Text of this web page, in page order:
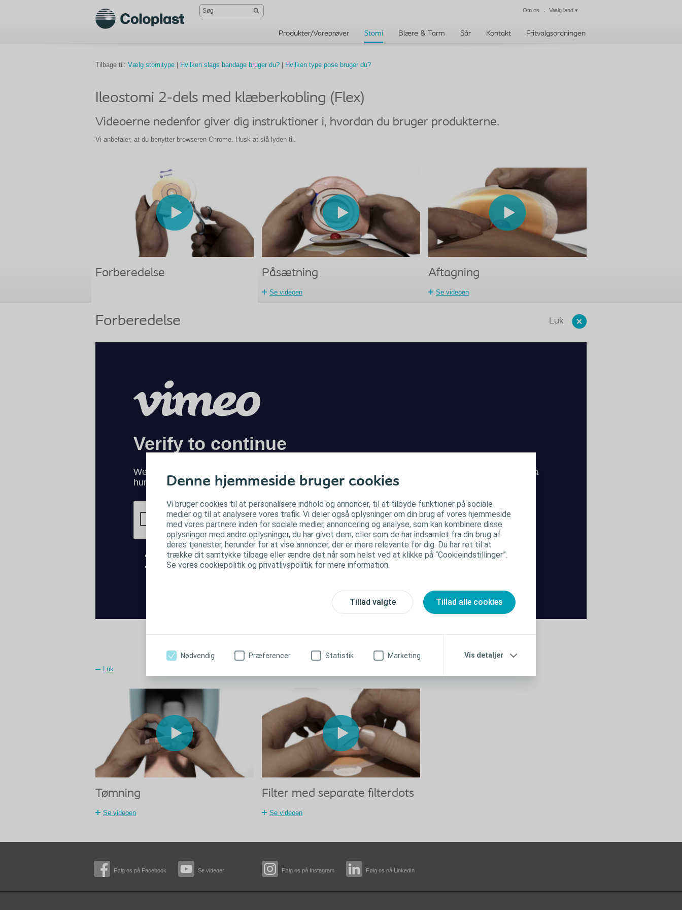
Denne hjemmeside bruger cookies
Vi bruger cookies til at personalisere indhold og annoncer, til at tilbyde funktioner på sociale
medier og til at analysere vores trafik. Vi deler også oplysninger om din brug af vores hjemmeside
med vores partnere inden for sociale medier, annoncering og analyse, som kan kombinere disse
oplysninger med andre oplysninger, du har givet dem, eller som de har indsamlet fra din brug af
deres tjenester, herunder for at vise annoncer, der er mere relevante for dig. Du har ret til at
trække dit samtykke tilbage eller ændre det når som helst ved at klikke på “Cookieindstillinger”.
Se vores cookiepolitik og privatlivspolitik for mere information.
Tillad valgte Tillad alle cookies
Nødvendig Præferencer Statistik Marketing Vis detaljer
Luk
Om os Vælg land ▾
Produkter/Vareprøver Stomi Blære & Tarm Sår Kontakt Fritvalgsordningen
Tilbage til: Vælg stomitype Hvilken slags bandage bruger du? Hvilken type pose bruger du?
Ileostomi 2-dels med klæberkobling (Flex)
Videoerne nedenfor giver dig instruktioner i, hvordan du bruger produkterne.
Vi anbefaler, at du benytter browseren Chrome. Husk at slå lyden til.
Forberedelse Påsætning
Se videoen
Aftagning
Se videoen
Luk
Forberedelse
Luk
Tømning
Se videoen
Filter med separate filterdots
Se videoen
Følg os på Facebook Se videoer Følg os på Instagram Følg os på LinkedIn